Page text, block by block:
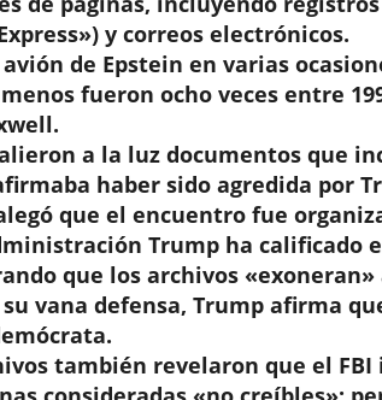
y correos electrónicos.
de Epstein en varias
fueron ocho veces entre
a la luz documentos que
haber sido agredida por
que el encuentro fue
Trump ha calificado
que los archivos
vana defensa, Trump afirma
también revelaron que el